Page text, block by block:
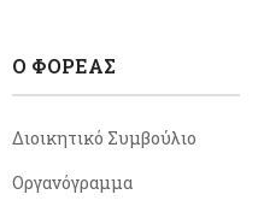
Ο ΦΟΡΕΑΣ
Διοικητικό Συμβούλιο
Οργανόγραμμα